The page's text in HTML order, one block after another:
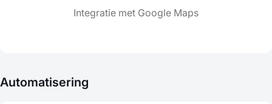
Integratie met Google Maps
Automatisering